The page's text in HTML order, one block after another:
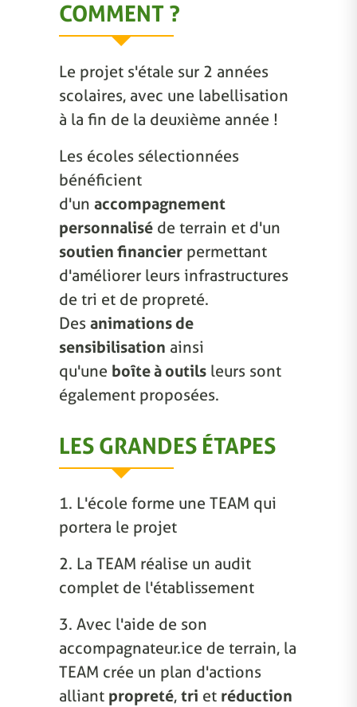
COMMENT ?
Le projet s'étale sur 2 années
scolaires, avec une labellisation
à la fin de la deuxième année !
Les écoles sélectionnées
bénéficient
d'un accompagnement
personnalisé de terrain et d'un
soutien financier permettant
d'améliorer leurs infrastructures
de tri et de propreté.
Des animations de
sensibilisation ainsi
qu'une boîte à outils leurs sont
également proposées.
LES GRANDES ÉTAPES
1. L'école forme une TEAM qui
portera le projet
2. La TEAM réalise un audit
complet de l'établissement
3. Avec l'aide de son
accompagnateur.ice de terrain, la
TEAM crée un plan d'actions
alliant propreté, tri et réduction